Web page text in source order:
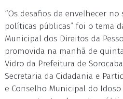
“Os desafios de envelhecer no
políticas públicas” foi o tema
Municipal dos Direitos da
promovida na manhã de
Vidro da Prefeitura de
Secretaria da Cidadania e
e Conselho Municipal do Idoso